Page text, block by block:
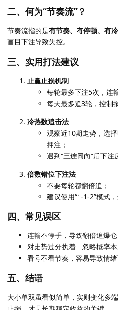
二、何为“节奏流”？
节奏流指的是有节奏、有停顿、有
盲目下注导致失控。
三、实用打法建议
止赢止损机制
每轮最多下注5次，连
每天最多追3轮，控制损
冷热数追击法
观察近10期走势，选择
押注；
遇到“三连同向”后下注
倍数错位下注法
不要每轮都翻倍追；
建议使用“1-1-2”模式
四、常见误区
连输不停手，导致翻倍追爆仓
对走势过分执着，忽略概率本
看号不看节奏，容易导致情绪
五、结语
大小单双虽看似简单，实则变化多